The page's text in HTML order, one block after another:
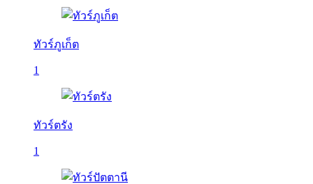
ทัวร์ภูเก็ต
1
ทัวร์ตรัง
1